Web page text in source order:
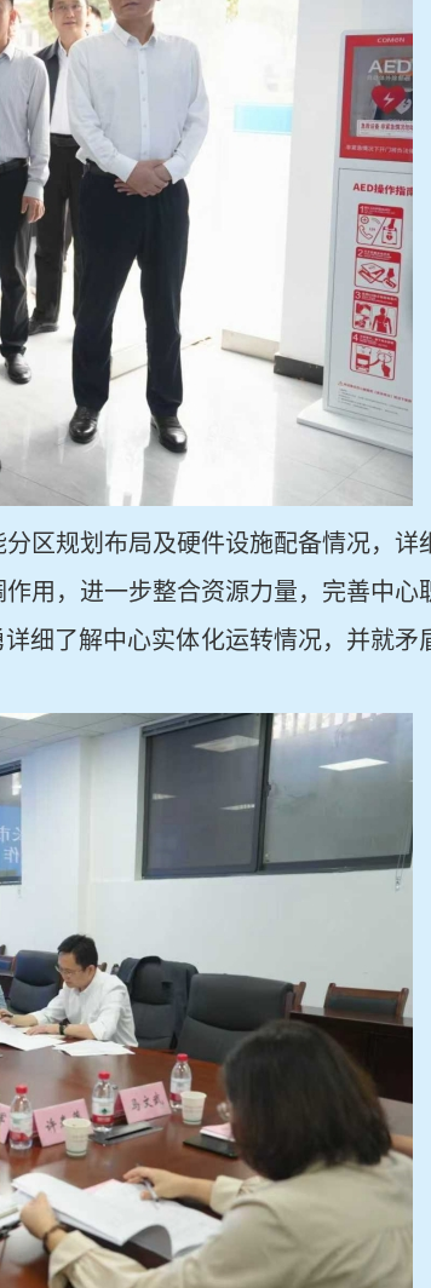
区规划布局及硬件设施配备情况，详
用，进一步整合资源力量，完善中心
细了解中心实体化运转情况，并就矛